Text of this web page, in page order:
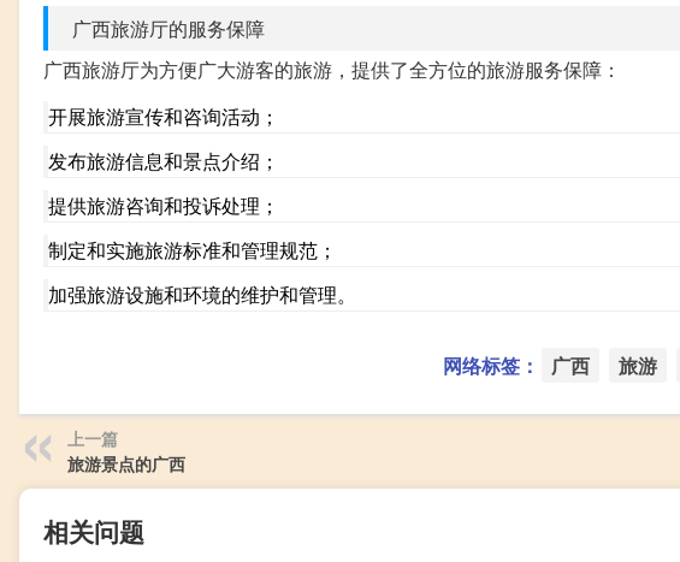
广西旅游厅的服务保障
广西旅游厅为方便广大游客的旅游，提供了全方位的旅游服务保障：
开展旅游宣传和咨询活动；
发布旅游信息和景点介绍；
提供旅游咨询和投诉处理；
制定和实施旅游标准和管理规范；
加强旅游设施和环境的维护和管理。
网络标签： 广西 旅游
上一篇
旅游景点的广西
相关问题